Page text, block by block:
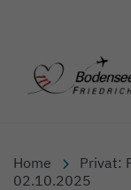
Home Privat:
02.10.2025